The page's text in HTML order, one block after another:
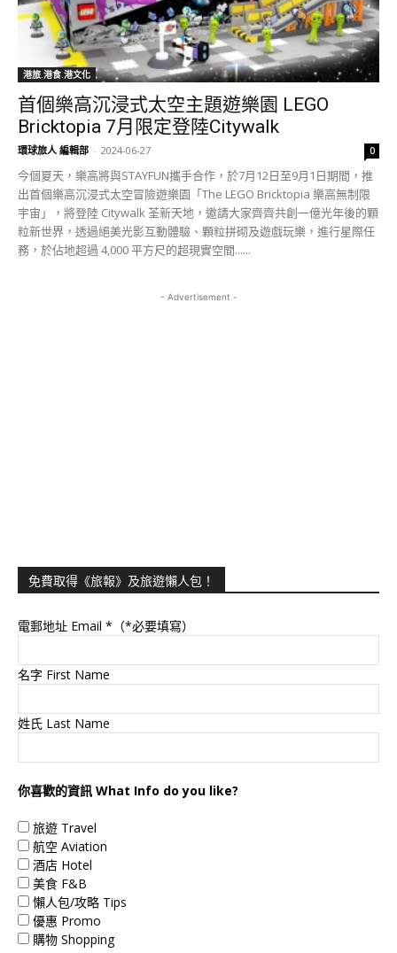
港旅.港食.港文化
首個樂高沉浸式太空主題遊樂園 LEGO
Bricktopia 7月限定登陸Citywalk
環球旅人 編輯部 - 2024-06-27 0
今個夏天，樂高將與STAYFUN攜手合作，於7月12日至9月1日期間，推
出首個樂高沉浸式太空冒險遊樂園「The LEGO Bricktopia 樂高無制限
宇宙」，將登陸 Citywalk 荃新天地，邀請大家齊齊共創一億光年後的顆
粒新世界，透過絕美光影互動體驗、顆粒拼砌及遊戲玩樂，進行星際任
務，於佔地超過 4,000 平方尺的超現實空間......
- Advertisement -
免費取得《旅報》及旅遊懶人包！
電郵地址 Email *（*必要填寫）
名字 First Name
姓氏 Last Name
你喜歡的資訊 What Info do you like?
旅遊 Travel
航空 Aviation
酒店 Hotel
美食 F&B
懶人包/攻略 Tips
優惠 Promo
購物 Shopping